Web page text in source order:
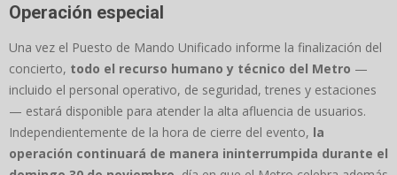
Operación especial
Una vez el Puesto de Mando Unificado informe la finalización del
concierto, todo el recurso humano y técnico del Metro —
incluido el personal operativo, de seguridad, trenes y estaciones
— estará disponible para atender la alta afluencia de usuarios.
Independientemente de la hora de cierre del evento, la
operación continuará de manera ininterrumpida durante el